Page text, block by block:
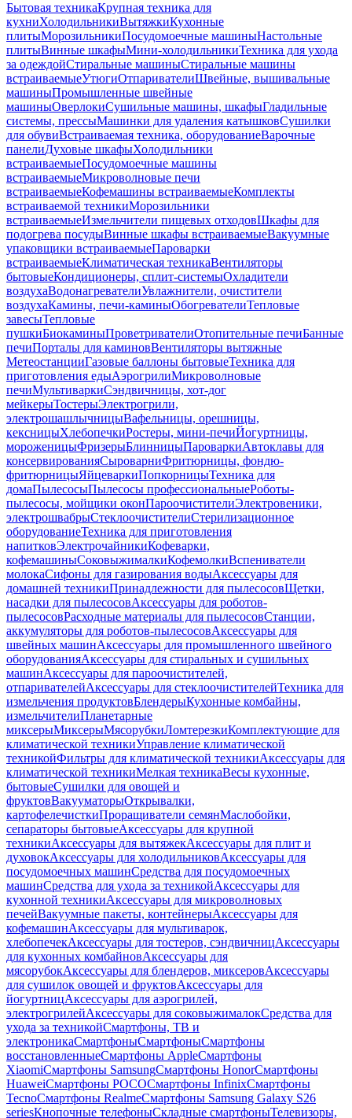
Бытовая техникаКрупная техника для
кухниХолодильникиВытяжкиКухонные
плитыМорозильникиПосудомоечные машиныНастольные
плитыВинные шкафыМини-холодильникиТехника для ухода
за одеждойСтиральные машиныСтиральные машины
встраиваемыеУтюгиОтпаривателиШвейные, вышивальные
машиныПромышленные швейные
машиныОверлокиСушильные машины, шкафыГладильные
системы, прессыМашинки для удаления катышковСушилки
для обувиВстраиваемая техника, оборудованиеВарочные
панелиДуховые шкафыХолодильники
встраиваемыеПосудомоечные машины
встраиваемыеМикроволновые печи
встраиваемыеКофемашины встраиваемыеКомплекты
встраиваемой техникиМорозильники
встраиваемыеИзмельчители пищевых отходовШкафы для
подогрева посудыВинные шкафы встраиваемыеВакуумные
упаковщики встраиваемыеПароварки
встраиваемыеКлиматическая техникаВентиляторы
бытовыеКондиционеры, сплит-системыОхладители
воздухаВодонагревателиУвлажнители, очистители
воздухаКамины, печи-каминыОбогревателиТепловые
завесыТепловые
пушкиБиокаминыПроветривателиОтопительные печиБанные
печиПорталы для каминовВентиляторы вытяжные
МетеостанцииГазовые баллоны бытовыеТехника для
приготовления едыАэрогрилиМикроволновые
печиМультиваркиСэндвичницы, хот-дог
мейкерыТостерыЭлектрогрили,
электрошашлычницыВафельницы, орешницы,
кексницыХлебопечкиРостеры, мини-печиЙогуртницы,
мороженицыФризерыБлинницыПароваркиАвтоклавы для
консервированияСыроварниФритюрницы, фондю-
фритюрницыЯйцеваркиПопкорницыТехника для
домаПылесосыПылесосы профессиональныеРоботы-
пылесосы, мойщики оконПароочистителиЭлектровеники,
электрошвабрыСтеклоочистителиСтерилизационное
оборудованиеТехника для приготовления
напитковЭлектрочайникиКофеварки,
кофемашиныСоковыжималкиКофемолкиВспениватели
молокаСифоны для газирования водыАксессуары для
домашней техникиПринадлежности для пылесосовЩетки,
насадки для пылесосовАксессуары для роботов-
пылесосовРасходные материалы для пылесосовСтанции,
аккумуляторы для роботов-пылесосовАксессуары для
швейных машинАксессуары для промышленного швейного
оборудованияАксессуары для стиральных и сушильных
машинАксессуары для пароочистителей,
отпаривателейАксессуары для стеклоочистителейТехника для
измельчения продуктовБлендерыКухонные комбайны,
измельчителиПланетарные
миксерыМиксерыМясорубкиЛомтерезкиКомплектующие для
климатической техникиУправление климатической
техникойФильтры для климатической техникиАксессуары для
климатической техникиМелкая техникаВесы кухонные,
бытовыеСушилки для овощей и
фруктовВакууматорыОткрывалки,
картофелечисткиПроращиватели семянМаслобойки,
сепараторы бытовыеАксессуары для крупной
техникиАксессуары для вытяжекАксессуары для плит и
духовокАксессуары для холодильниковАксессуары для
посудомоечных машинСредства для посудомоечных
машинСредства для ухода за техникойАксессуары для
кухонной техникиАксессуары для микроволновых
печейВакуумные пакеты, контейнерыАксессуары для
кофемашинАксессуары для мультиварок,
хлебопечекАксессуары для тостеров, сэндвичницАксессуары
для кухонных комбайновАксессуары для
мясорубокАксессуары для блендеров, миксеровАксессуары
для сушилок овощей и фруктовАксессуары для
йогуртницАксессуары для аэрогрилей,
электрогрилейАксессуары для соковыжималокСредства для
ухода за техникойСмартфоны, ТВ и
электроникаСмартфоныСмартфоныСмартфоны
восстановленныеСмартфоны AppleСмартфоны
XiaomiСмартфоны SamsungСмартфоны HonorСмартфоны
HuaweiСмартфоны POCOСмартфоны InfinixСмартфоны
TecnoСмартфоны RealmeСмартфоны Samsung Galaxy S26
seriesКнопочные телефоныСкладные смартфоныТелевизоры,